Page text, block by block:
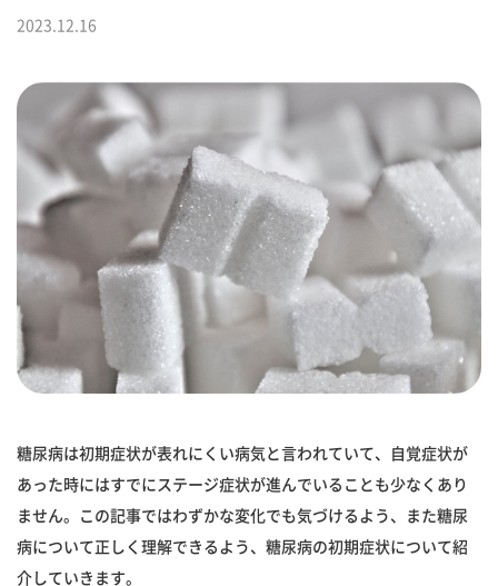
2023.12.16
糖尿病は初期症状が表れにくい病気と言われていて、自覚症状が
あった時にはすでにステージ症状が進んでいることも少なくあり
ません。この記事ではわずかな変化でも気づけるよう、また糖尿
病について正しく理解できるよう、糖尿病の初期症状について紹
介していきます。